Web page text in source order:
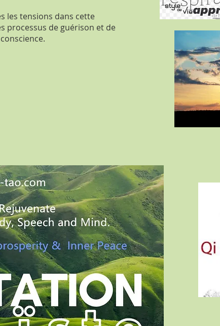
les tensions dans cette
processus de guérison et de